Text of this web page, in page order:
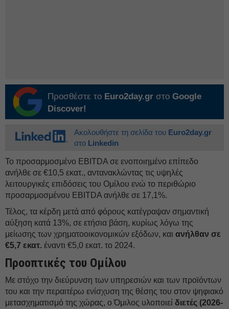
Προσθέστε το Euro2day.gr στο Google
Discover!
Ακολουθήστε τη σελίδα του Euro2day.gr
στο Linkedin
Το προσαρμοσμένο EBITDA σε ενοποιημένο επίπεδο
ανήλθε σε €10,5 εκατ., αντανακλώντας τις υψηλές
λειτουργικές επιδόσεις του Ομίλου ενώ το περιθώριο
προσαρμοσμένου EBITDA ανήλθε σε 17,1%.
Τέλος, τα κέρδη μετά από φόρους κατέγραψαν σημαντική
αύξηση κατά 13%, σε ετήσια βάση, κυρίως λόγω της
μείωσης των χρηματοοικονομικών εξόδων, και ανήλθαν σε
€5,7 εκατ. έναντι €5,0 εκατ. το 2024.
Προοπτικές του Ομίλου
Με στόχο την διεύρυνση των υπηρεσιών και των προϊόντων
του και την περαιτέρω ενίσχυση της θέσης του στον ψηφιακό
μετασχηματισμό της χώρας, ο Όμιλος υλοποιεί διετές (2026-